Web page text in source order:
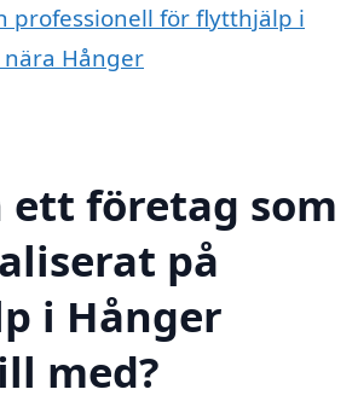
professionell för flytthjälp i
Hånger
ett företag som
på
i Hånger
med?